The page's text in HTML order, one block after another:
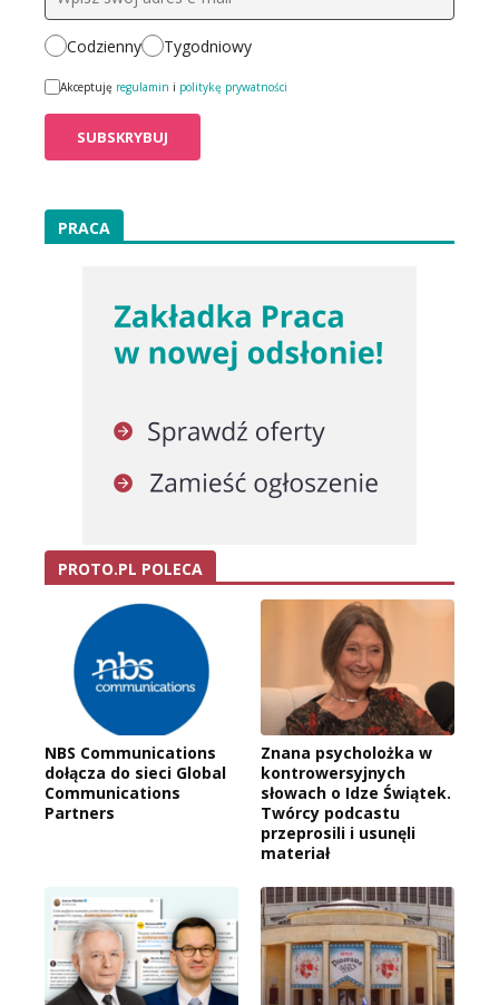
Codzienny Tygodniowy
Akceptuję regulamin i politykę prywatności
PRACA
PROTO.PL POLECA
NBS Communications
dołącza do sieci Global
Communications
Partners
Znana psycholożka w
kontrowersyjnych
słowach o Idze Świątek.
Twórcy podcastu
przeprosili i usunęli
materiał